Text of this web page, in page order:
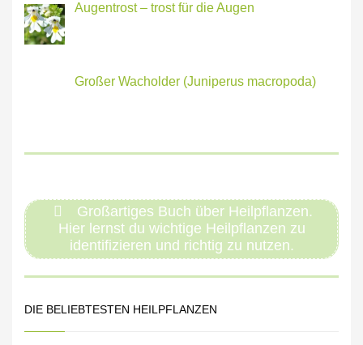
Augentrost – trost für die Augen
Großer Wacholder (Juniperus macropoda)
Großartiges Buch über Heilpflanzen.
Hier lernst du wichtige Heilpflanzen zu
identifizieren und richtig zu nutzen.
DIE BELIEBTESTEN HEILPFLANZEN